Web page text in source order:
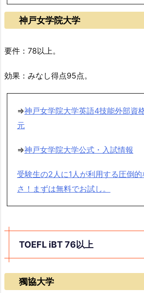
神戸女学院大学
要件：78以上。
効果：みなし得点95点。
⇒神戸女学院大学英語4技能外部資
元
⇒神戸女学院大学公式・入試情報
受験生の2人に1人が利用する圧倒
さ！まずは無料でお試し。
TOEFL iBT 76以上
獨協大学